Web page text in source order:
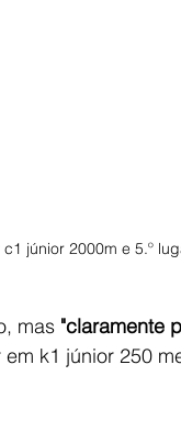
júnior 2000m e 5.º
mas "claramente
k1 júnior 250